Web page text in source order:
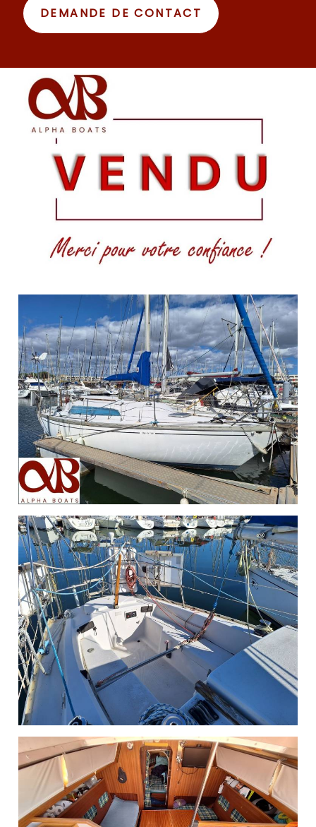
DEMANDE DE CONTACT